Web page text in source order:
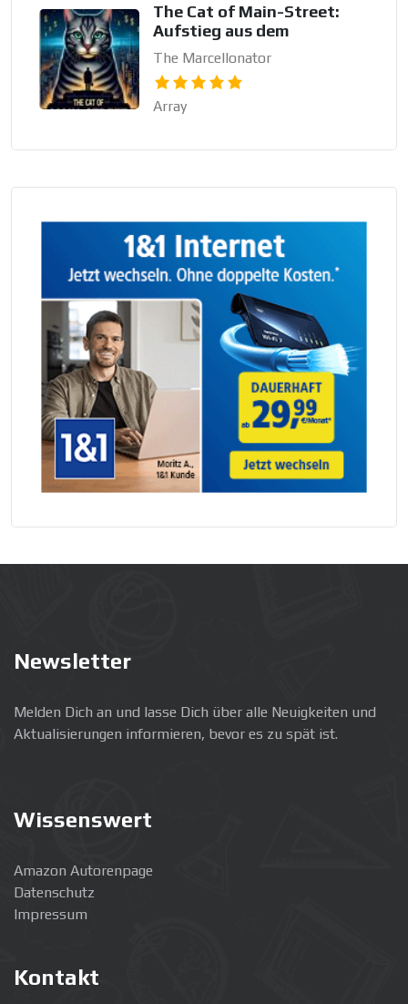
The Cat of Main-Street:
Aufstieg aus dem
The Marcellonator
Array
Newsletter
Melden Dich an und lasse Dich über alle Neuigkeiten und
Aktualisierungen informieren, bevor es zu spät ist.
Wissenswert
Amazon Autorenpage
Datenschutz
Impressum
Kontakt